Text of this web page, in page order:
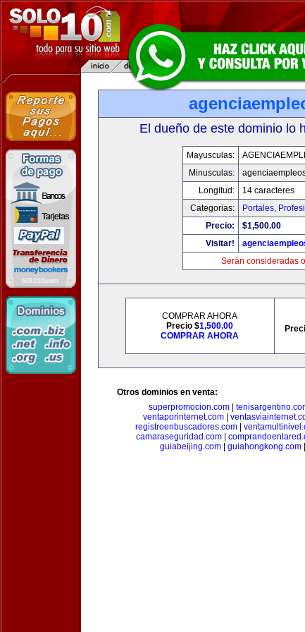
El dueño de este dominio lo
Mayusculas:
Minusculas:
Longitud:
14 caracteres
Categorias:
Portales,
Precio:
$1,500.00
Visitar!
Serán consideradas
COMPRAR AHORA
Precio $1,500.00
COMPRAR AHORA
Otros dominios en venta:
superpromocion.com
ventaporinternet.com
registroenbuscadores.com
camaraseguridad.com
guiabeijing.com
guiahongkong.com